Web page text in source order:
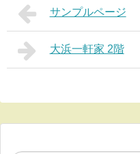
サンプルページ
大浜一軒家 2階